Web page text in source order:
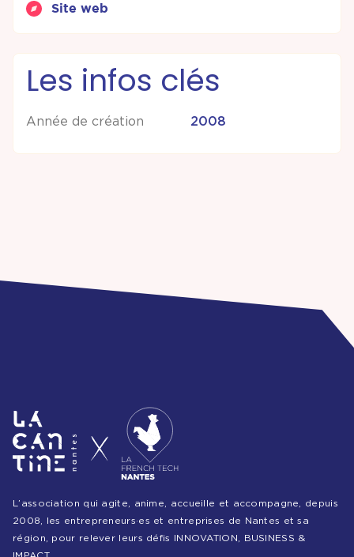
Site web
Les infos clés
Année de création 2008
L’association qui agite, anime, accueille et accompagne, depuis
2008, les entrepreneurs·es et entreprises de Nantes et sa
région, pour relever leurs défis INNOVATION, BUSINESS &